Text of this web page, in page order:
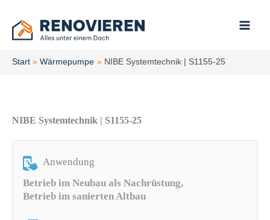
Inhalt
springen
Start Wärmepumpe NIBE Systemtechnik | S1155-25
NIBE Systemtechnik | S1155-25
Anwendung
Betrieb im Neubau als Nachrüstung,
Betrieb im sanierten Altbau